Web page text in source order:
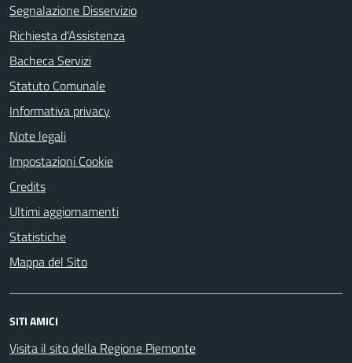
Segnalazione Disservizio
Richiesta d'Assistenza
Bacheca Servizi
Statuto Comunale
Informativa privacy
Note legali
Impostazioni Cookie
Credits
Ultimi aggiornamenti
Statistiche
Mappa del Sito
SITI AMICI
Visita il sito della Regione Piemonte